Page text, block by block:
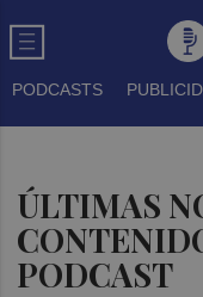
PODCASTS
ÚLTIMAS
PODCAST